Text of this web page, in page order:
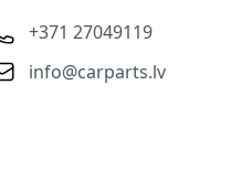
+371 27049119
info@carparts.lv